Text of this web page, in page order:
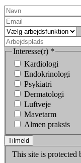
Interesse(r) *
Kardiologi
Endokrinologi
Psykiatri
Dermatologi
Luftveje
Mavetarm
Almen praksis
Tilmeld
This site is